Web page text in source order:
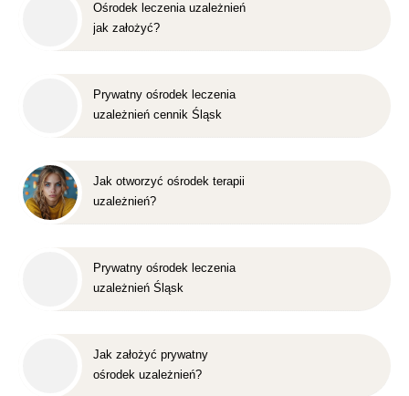
Ośrodek leczenia uzależnień
jak założyć?
Prywatny ośrodek leczenia
uzależnień cennik Śląsk
Jak otworzyć ośrodek terapii
uzależnień?
Prywatny ośrodek leczenia
uzależnień Śląsk
Jak założyć prywatny
ośrodek uzależnień?